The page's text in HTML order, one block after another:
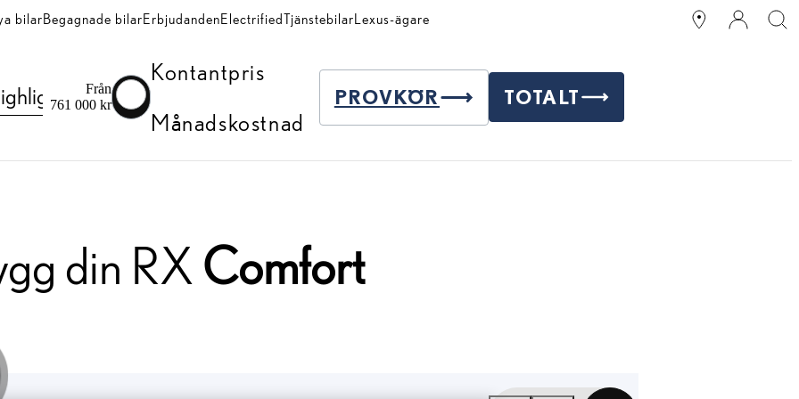
bilarBegagnade bilarErbjudandenElectrifiedTjänstebilarLexus-ägare
Från
761 000 kr
Kontantpris
Månadskostnad
PROVKÖR TOTALT
din RX Comfort